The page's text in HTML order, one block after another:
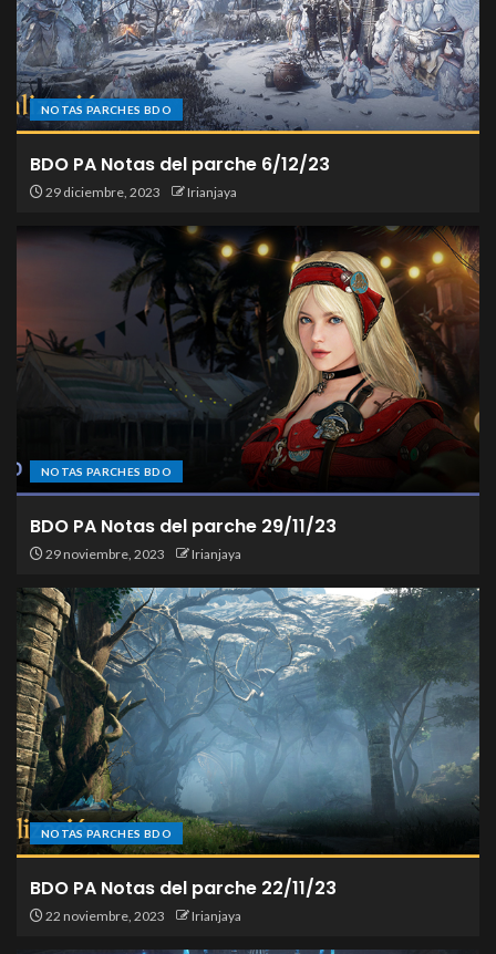
NOTAS PARCHES BDO
BDO PA Notas del parche 6/12/23
29 diciembre, 2023 Irianjaya
NOTAS PARCHES BDO
BDO PA Notas del parche 29/11/23
29 noviembre, 2023 Irianjaya
NOTAS PARCHES BDO
BDO PA Notas del parche 22/11/23
22 noviembre, 2023 Irianjaya